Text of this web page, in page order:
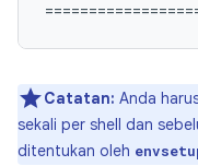
Catatan: Anda
sekali per shell dan
ditentukan oleh